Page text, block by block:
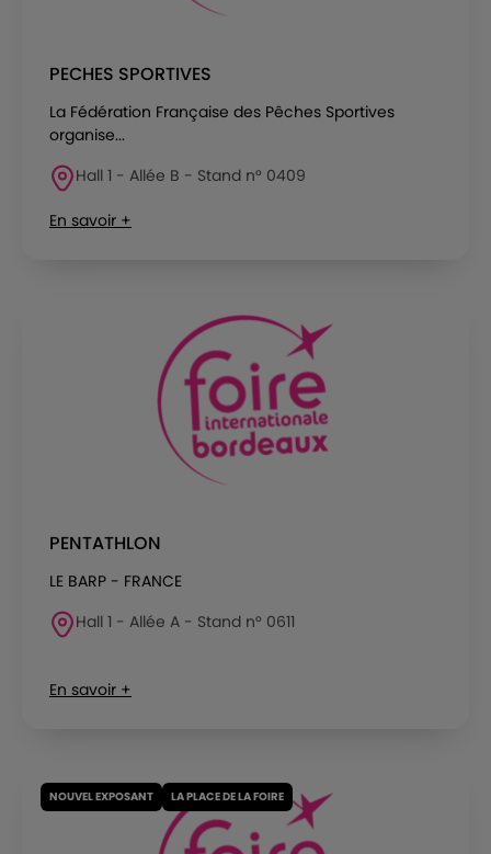
PECHES SPORTIVES
La Fédération Française des Pêches Sportives
organise...
Hall 1 - Allée B - Stand n° 0409
En savoir +
PENTATHLON
LE BARP - FRANCE
Hall 1 - Allée A - Stand n° 0611
En savoir +
NOUVEL EXPOSANT LA PLACE DE LA FOIRE